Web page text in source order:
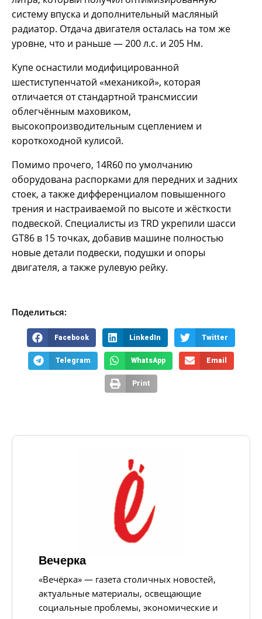
систему впуска и дополнительный масляный
радиатор. Отдача двигателя осталась на том же
уровне, что и раньше — 200 л.с. и 205 Нм.
Купе оснастили модифицированной
шестиступенчатой «механикой», которая
отличается от стандартной трансмиссии
облегчённым маховиком,
высокопроизводительным сцеплением и
короткоходной кулисой.
Помимо прочего, 14R60 по умолчанию
оборудована распорками для передних и задних
стоек, а также дифференциалом повышенного
трения и настраиваемой по высоте и жёсткости
подвеской. Специалисты из TRD укрепили шасси
GT86 в 15 точках, добавив машине полностью
новые детали подвески, подушки и опоры
двигателя, а также рулевую рейку.
Поделиться:
Facebook LinkedIn Twitter
Telegram WhatsApp Email
Print
Вечерка
«Вечёрка» — газета столичных новостей,
актуальные материалы, освещающие
социальные проблемы, экономические и